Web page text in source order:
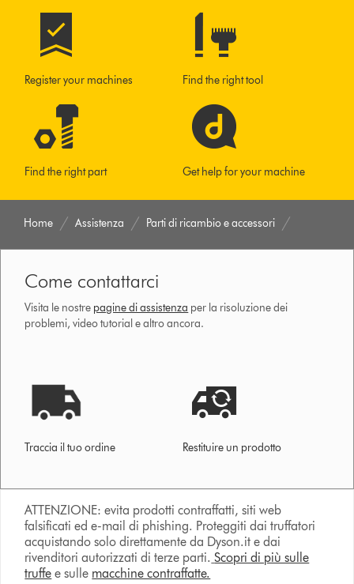
Register your machines Find the right tool
Find the right part Get help for your machine
Home Assistenza Parti di ricambio e accessori
Come contattarci
Visita le nostre pagine di assistenza per la risoluzione dei
problemi, video tutorial e altro ancora.
Traccia il tuo ordine Restituire un prodotto
ATTENZIONE: evita prodotti contraffatti, siti web
falsificati ed e-mail di phishing. Proteggiti dai truffatori
acquistando solo direttamente da Dyson.it e dai
rivenditori autorizzati di terze parti. Scopri di più sulle
truffe e sulle macchine contraffatte.